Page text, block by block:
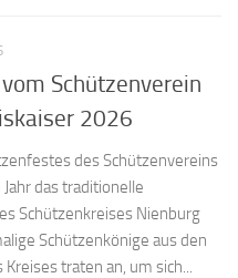
Schützenverein
2026
des Schützenvereins
das traditionelle
Schützenkreises Nienburg
Schützenkönige aus den
traten an, um sich...